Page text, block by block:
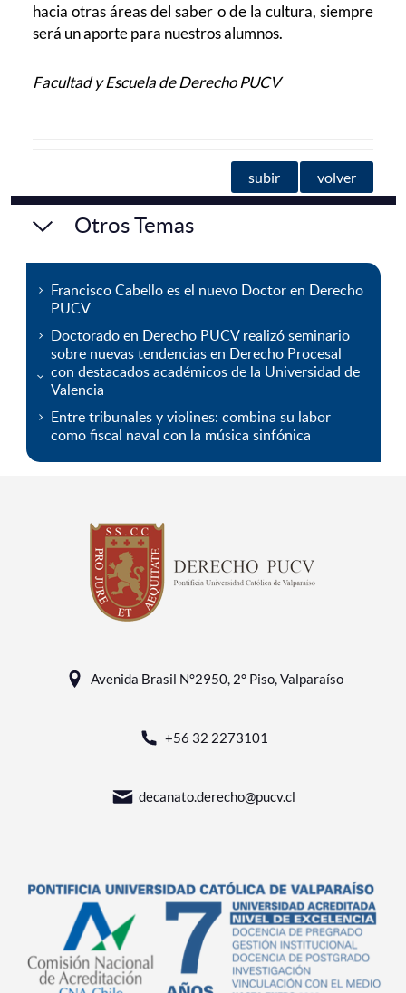
hacia otras áreas del saber o de la cultura, siempre
será un aporte para nuestros alumnos.
Facultad y Escuela de Derecho PUCV
subir volver
Otros Temas
Francisco Cabello es el nuevo Doctor en Derecho
PUCV
Doctorado en Derecho PUCV realizó seminario
sobre nuevas tendencias en Derecho Procesal
con destacados académicos de la Universidad de
Valencia
Entre tribunales y violines: combina su labor
como fiscal naval con la música sinfónica
Avenida Brasil N°2950, 2° Piso, Valparaíso
+56 32 2273101
decanato.derecho@pucv.cl